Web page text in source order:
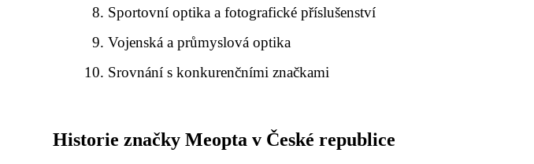
Sportovní optika a fotografické příslušenství
Vojenská a průmyslová optika
Srovnání s konkurenčními značkami
Historie značky Meopta v České republice